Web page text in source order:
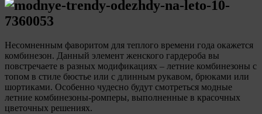
Несомненным фаворитом для теплого времени года окажется
комбинезон. Данный элемент женского гардероба вы
повстречаете в разных модификациях – летние комбинезоны с
топом в стиле бюстье или с длинным рукавом, брюками или
шортиками. Особенно чудесно будут смотреться модные
летние комбинезоны-ромперы, выполненные в красочных
цветочных решениях.